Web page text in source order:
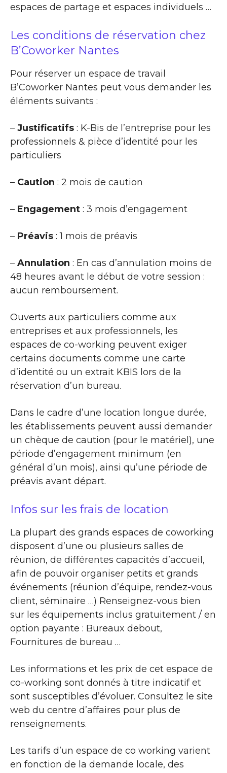
espaces de partage et espaces individuels …
Les conditions de réservation chez
B’Coworker Nantes
Pour réserver un espace de travail
B’Coworker Nantes peut vous demander les
éléments suivants :
– Justificatifs : K-Bis de l’entreprise pour les
professionnels & pièce d’identité pour les
particuliers
– Caution : 2 mois de caution
– Engagement : 3 mois d’engagement
– Préavis : 1 mois de préavis
– Annulation : En cas d’annulation moins de
48 heures avant le début de votre session :
aucun remboursement.
Ouverts aux particuliers comme aux
entreprises et aux professionnels, les
espaces de co-working peuvent exiger
certains documents comme une carte
d’identité ou un extrait KBIS lors de la
réservation d’un bureau.
Dans le cadre d’une location longue durée,
les établissements peuvent aussi demander
un chèque de caution (pour le matériel), une
période d’engagement minimum (en
général d’un mois), ainsi qu’une période de
préavis avant départ.
Infos sur les frais de location
La plupart des grands espaces de coworking
disposent d’une ou plusieurs salles de
réunion, de différentes capacités d’accueil,
afin de pouvoir organiser petits et grands
événements (réunion d’équipe, rendez-vous
client, séminaire …) Renseignez-vous bien
sur les équipements inclus gratuitement / en
option payante : Bureaux debout,
Fournitures de bureau …
Les informations et les prix de cet espace de
co-working sont donnés à titre indicatif et
sont susceptibles d’évoluer. Consultez le site
web du centre d’affaires pour plus de
renseignements.
Les tarifs d’un espace de co working varient
en fonction de la demande locale, des